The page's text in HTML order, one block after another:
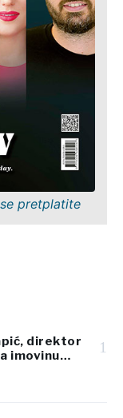
pretplatite
direktor
imovinu
1